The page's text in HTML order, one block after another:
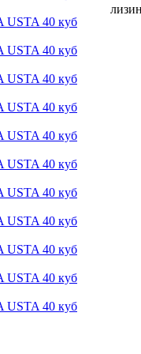
USTA 40 куб
USTA 40 куб
USTA 40 куб
USTA 40 куб
USTA 40 куб
USTA 40 куб
USTA 40 куб
USTA 40 куб
USTA 40 куб
USTA 40 куб
USTA 40 куб